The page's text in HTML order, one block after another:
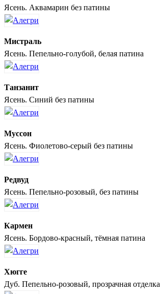
Ясень. Аквамарин без патины
Мистраль
Ясень. Пепельно-голубой, белая патина
Танзанит
Ясень. Синий без патины
Муссон
Ясень. Фиолетово-серый без патины
Редвуд
Ясень. Пепельно-розовый, без патины
Кармен
Ясень. Бордово-красный, тёмная патина
Хюгге
Дуб. Пепельно-розовый, прозрачная отделка